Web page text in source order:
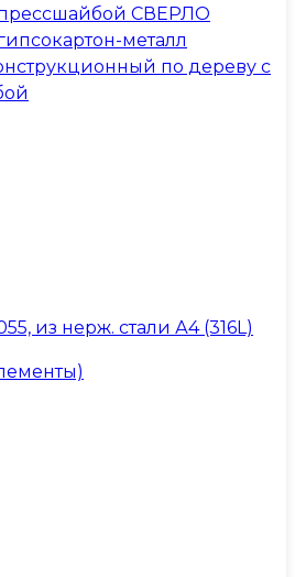
СВЕРЛО
металл
по дереву с
из нерж. стали А4 (316L)